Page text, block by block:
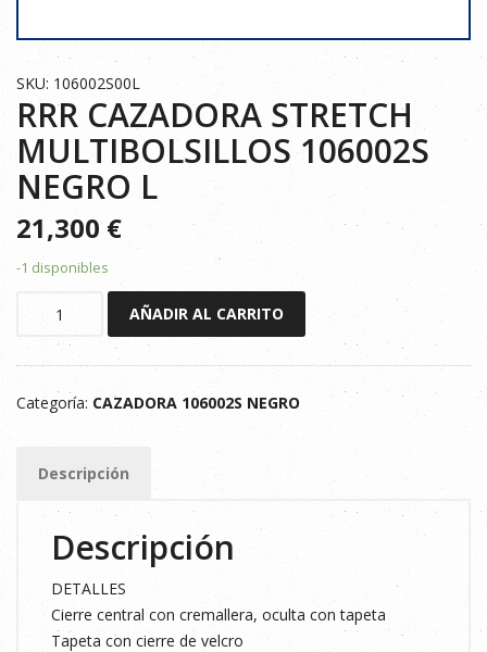
SKU: 106002S00L
RRR CAZADORA STRETCH
MULTIBOLSILLOS 106002S
NEGRO L
21,300€
-1 disponibles
106002S
cantidad
AÑADIR AL CARRITO
Categoría: CAZADORA 106002S NEGRO
Descripción
Descripción
DETALLES
Cierre central con cremallera, oculta con tapeta
Tapeta con cierre de velcro